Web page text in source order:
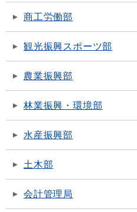
商工労働部
観光振興スポーツ部
農業振興部
林業振興・環境部
水産振興部
土木部
会計管理局